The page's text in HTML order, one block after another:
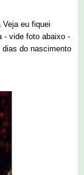
eu fiquei
- vide foto abaixo -
do nascimento